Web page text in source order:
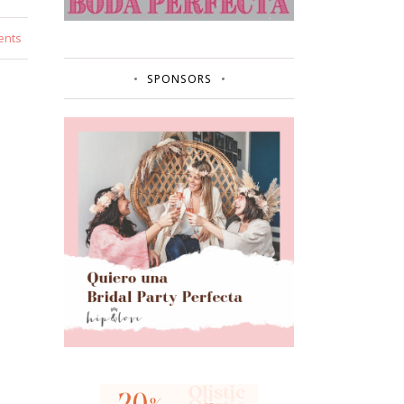
SPONSORS